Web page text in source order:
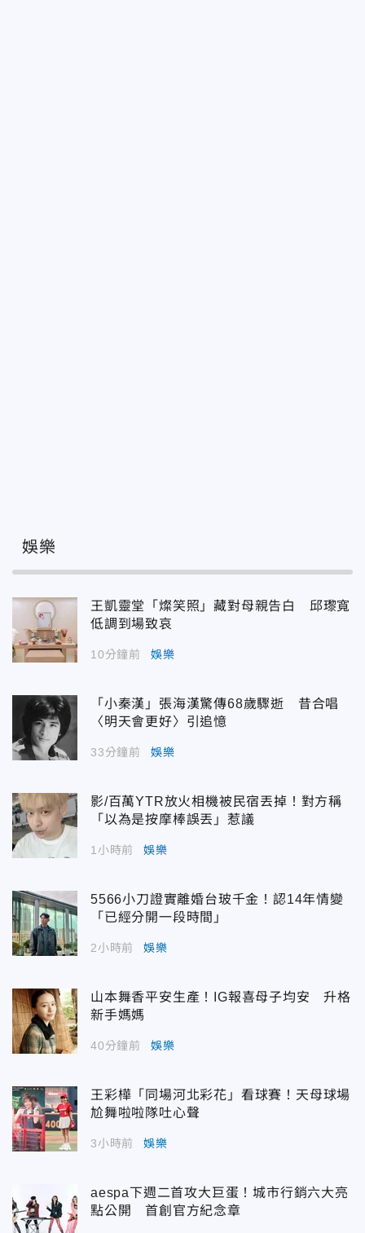
娛樂
王凱靈堂「燦笑照」藏對母親告白 邱瓈寬
低調到場致哀
10分鐘前 娛樂
「小秦漢」張海漢驚傳68歲驟逝 昔合唱
〈明天會更好〉引追憶
33分鐘前 娛樂
影/百萬YTR放火相機被民宿丟掉！對方稱
「以為是按摩棒誤丟」惹議
1小時前 娛樂
5566小刀證實離婚台玻千金！認14年情變
「已經分開一段時間」
2小時前 娛樂
山本舞香平安生產！IG報喜母子均安 升格
新手媽媽
40分鐘前 娛樂
王彩樺「同場河北彩花」看球賽！天母球場
尬舞啦啦隊吐心聲
3小時前 娛樂
aespa下週二首攻大巨蛋！城市行銷六大亮
點公開 首創官方紀念章